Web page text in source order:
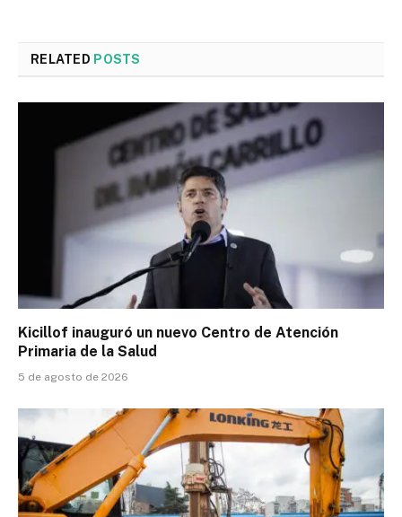
RELATED POSTS
Kicillof inauguró un nuevo Centro de Atención
Primaria de la Salud
5 de agosto de 2026